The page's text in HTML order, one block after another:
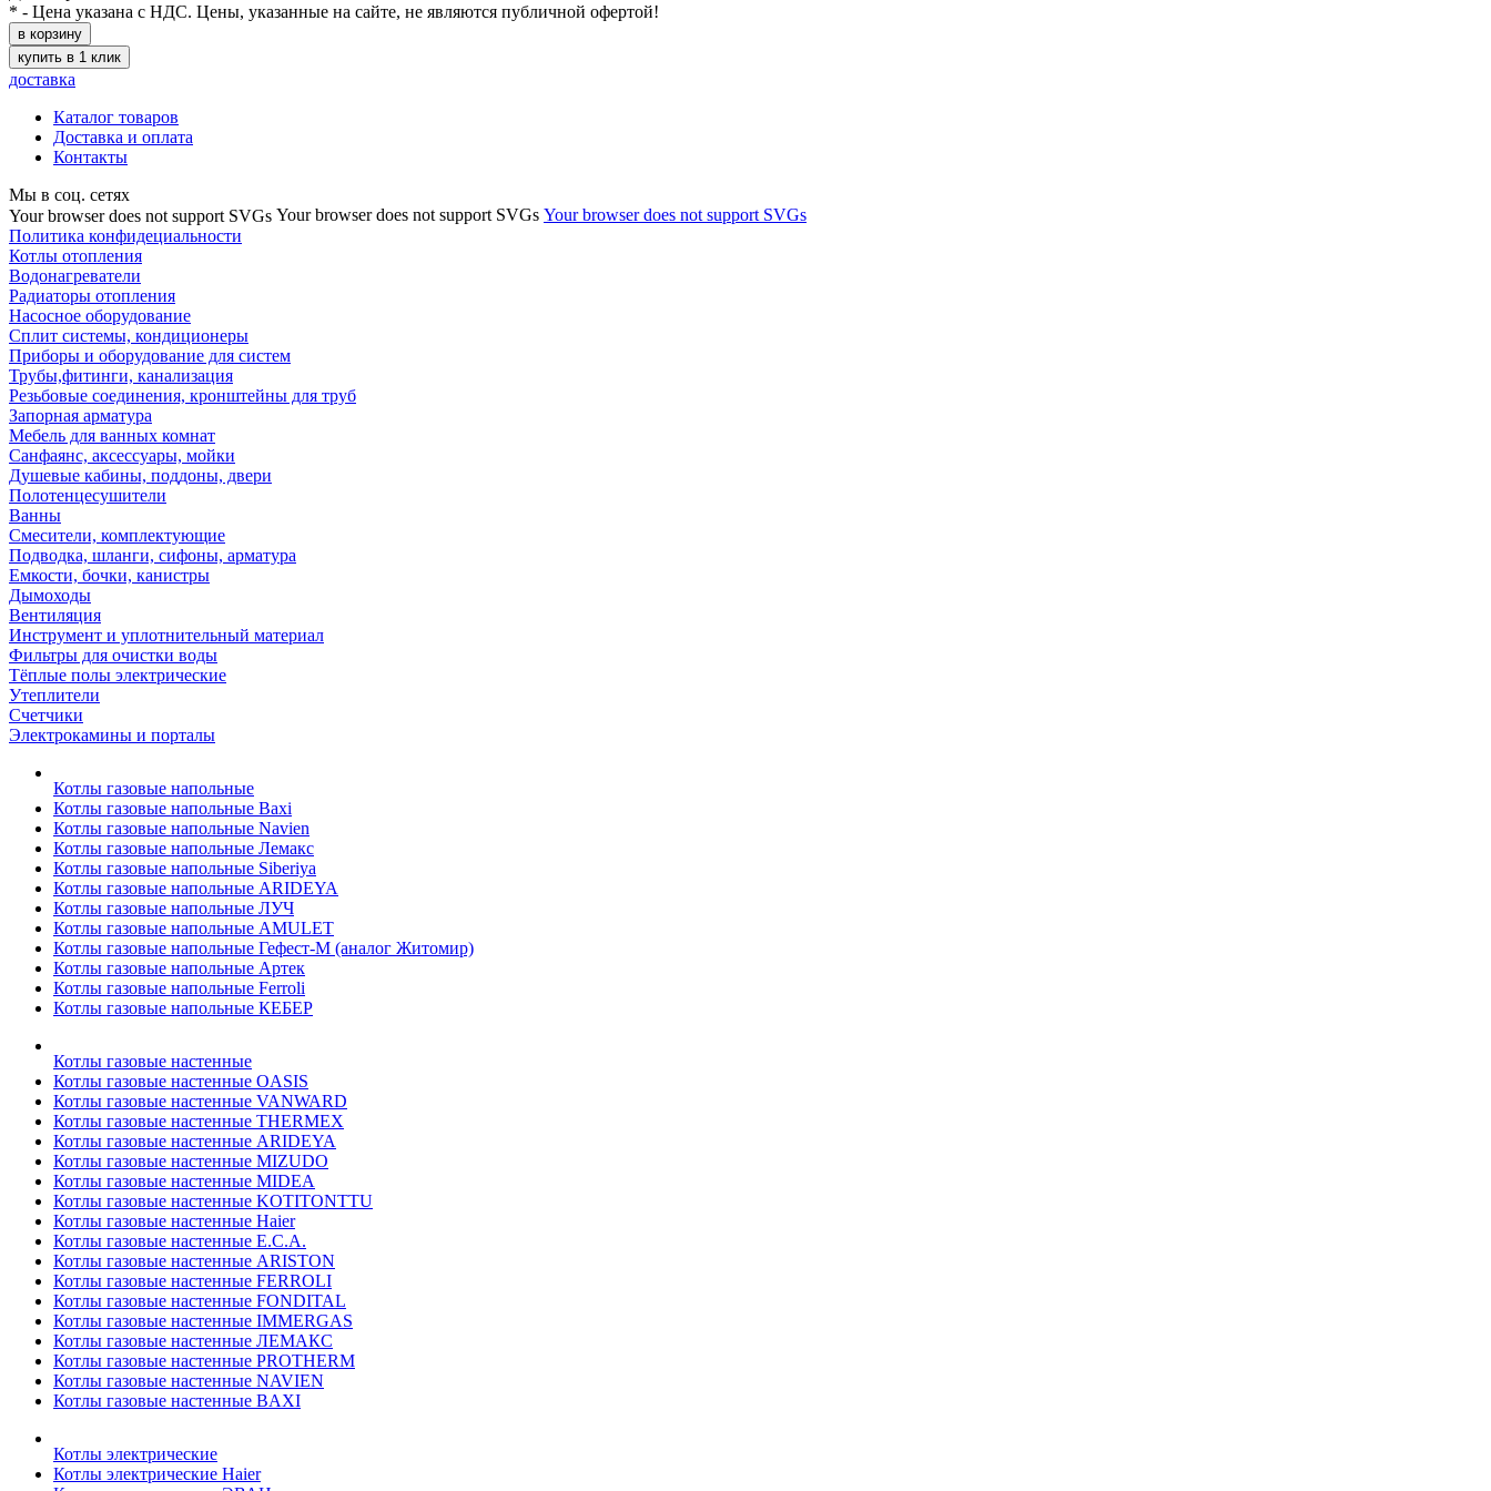
* - Цена указана с НДС. Цены, указанные на сайте, не являются публичной офертой!
в корзину
купить в 1 клик
доставка
Каталог товаров
Доставка и оплата
Контакты
Мы в соц. сетях
Your browser does not support SVGs Your browser does not support SVGs Your browser does not support SVGs
Политика конфидециальности
Котлы отопления
Водонагреватели
Радиаторы отопления
Насосное оборудование
Сплит системы, кондиционеры
Приборы и оборудование для систем
Трубы,фитинги, канализация
Резьбовые соединения, кронштейны для труб
Запорная арматура
Мебель для ванных комнат
Санфаянс, аксессуары, мойки
Душевые кабины, поддоны, двери
Полотенцесушители
Ванны
Смесители, комплектующие
Подводка, шланги, сифоны, арматура
Емкости, бочки, канистры
Дымоходы
Вентиляция
Инструмент и уплотнительный материал
Фильтры для очистки воды
Тёплые полы электрические
Утеплители
Счетчики
Электрокамины и порталы
Котлы газовые напольные
Котлы газовые напольные Baxi
Котлы газовые напольные Navien
Котлы газовые напольные Лемакс
Котлы газовые напольные Siberiya
Котлы газовые напольные ARIDEYA
Котлы газовые напольные ЛУЧ
Котлы газовые напольные AMULET
Котлы газовые напольные Гефест-М (аналог Житомир)
Котлы газовые напольные Артек
Котлы газовые напольные Ferroli
Котлы газовые напольные КЕБЕР
Котлы газовые настенные
Котлы газовые настенные OASIS
Котлы газовые настенные VANWARD
Котлы газовые настенные THERMEX
Котлы газовые настенные ARIDEYA
Котлы газовые настенные MIZUDO
Котлы газовые настенные MIDEA
Котлы газовые настенные KOTITONTTU
Котлы газовые настенные Haier
Котлы газовые настенные E.C.A.
Котлы газовые настенные ARISTON
Котлы газовые настенные FERROLI
Котлы газовые настенные FONDITAL
Котлы газовые настенные IMMERGAS
Котлы газовые настенные ЛЕМАКС
Котлы газовые настенные PROTHERM
Котлы газовые настенные NAVIEN
Котлы газовые настенные BAXI
Котлы электрические
Котлы электрические Haier